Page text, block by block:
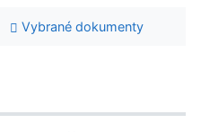
Vybrané dokumenty